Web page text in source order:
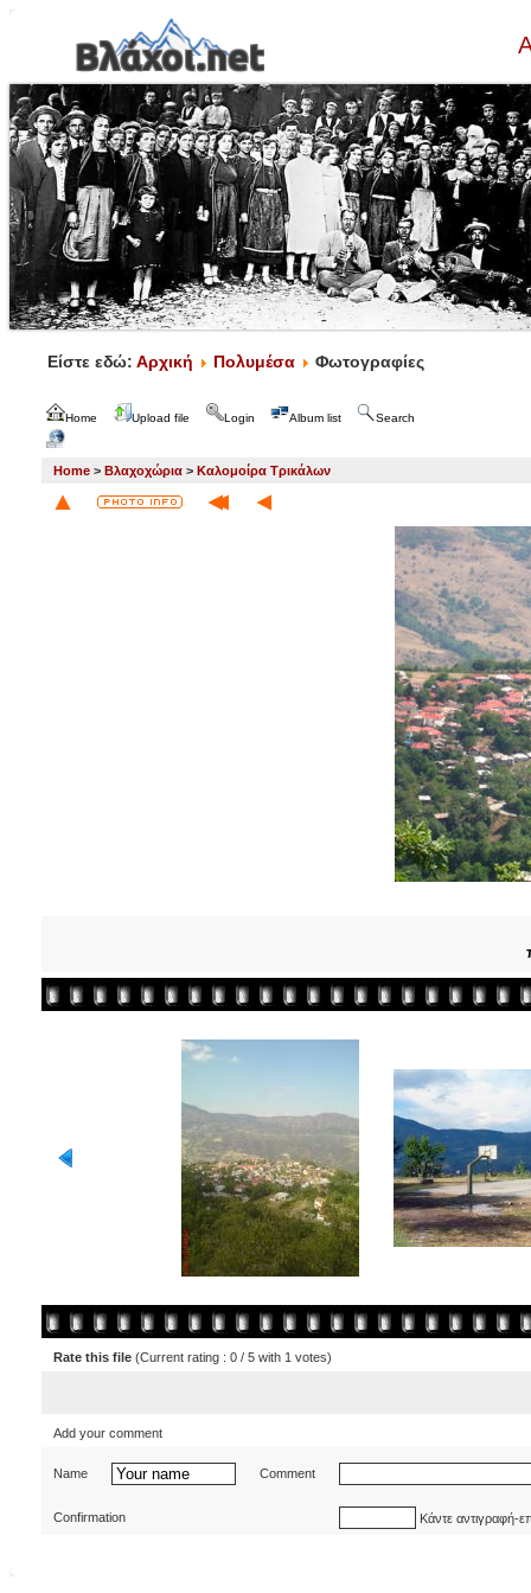
Είστε εδώ: Αρχική Πολυμέσα Φωτογραφίες
Home Upload file Login Album list Search
Home > Βλαχοχώρια > Καλομοίρα Τρικάλων
Rate this file (Current rating : 0 / 5 with 1 votes)
Add your comment
Name Comment
Confirmation Κάντε αντιγραφή-